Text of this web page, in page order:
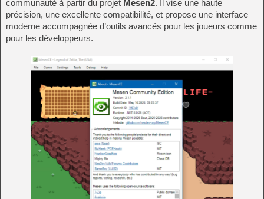
communauté à partir du projet Mesen2. Il vise une haute
précision, une excellente compatibilité, et propose une interface
moderne accompagnée d’outils avancés pour les joueurs comme
pour les développeurs.